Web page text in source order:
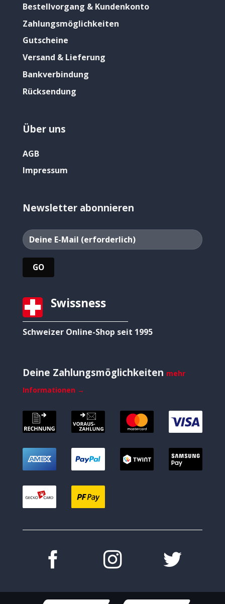
Bestellvorgang & Kundenkonto
Zahlungsmöglichkeiten
Gutscheine
Versand & Lieferung
Bankverbindung
Rücksendung
Über uns
AGB
Impressum
Newsletter abonnieren
Swissness
Schweizer Online-Shop seit 1995
Deine Zahlungsmöglichkeiten mehr
Informationen →